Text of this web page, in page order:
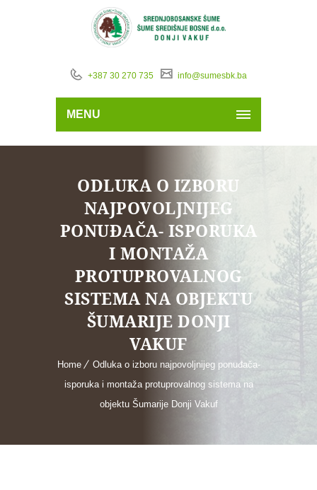
+387 30 270 735 info@sumesbk.ba
MENU
ODLUKA O IZBORU
NAJPOVOLJNIJEG
PONUĐAČA- ISPORUKA
I MONTAŽA
PROTUPROVALNOG
SISTEMA NA OBJEKTU
ŠUMARIJE DONJI
VAKUF
Home
Odluka o izboru najpovoljnijeg ponuđača-
isporuka i montaža protuprovalnog sistema na
objektu Šumarije Donji Vakuf